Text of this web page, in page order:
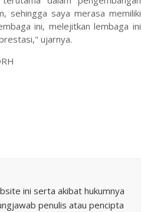
sehingga saya merasa memiliki
ini, melejitkan lembaga ini
ujarnya.
ini serta akibat hukumnya
penulis atau pencipta